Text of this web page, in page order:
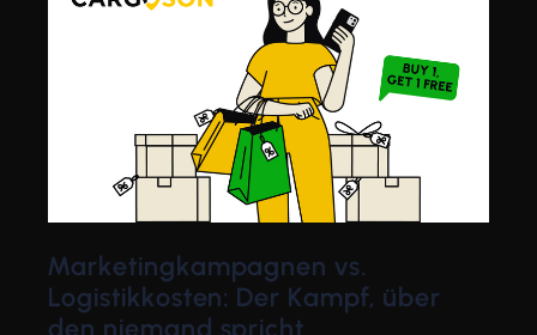
Marketingkampagnen vs.
Logistikkosten: Der Kampf, über
den niemand spricht